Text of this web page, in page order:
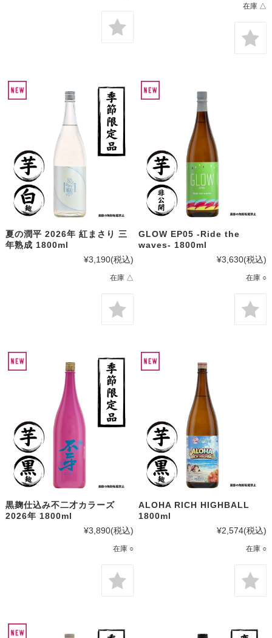
在庫 △
夏の潤平 2026年 紅まさり 三
年熟成 1800ml
¥3,190(税込)
在庫 △
GLOW EP05 -Ride the
waves- 1800ml
¥3,630(税込)
在庫 ○
黒麹仕込み不二才カラーズ
2026年 1800ml
¥3,890(税込)
在庫 ○
ALOHA RICH HIGHBALL
1800ml
¥2,574(税込)
在庫 ○